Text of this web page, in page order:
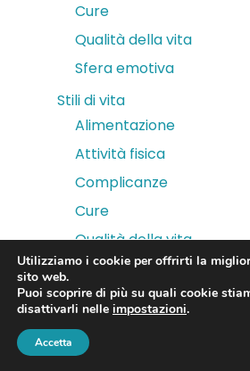
Cure
Qualità della vita
Sfera emotiva
Stili di vita
Alimentazione
Attività fisica
Complicanze
Cure
Qualità della vita
Sfera emotiva
Utilizziamo i cookie per offrirti la
sito web.
Puoi scoprire di più su quali cookie
disattivarli nelle impostazioni.
Accetta